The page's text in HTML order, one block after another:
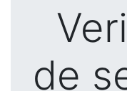
de